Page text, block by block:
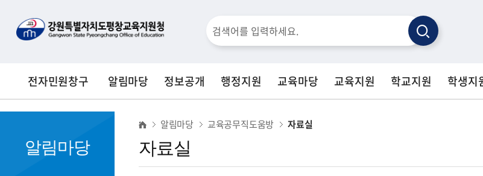
검
검
전자민원창구 알림마당 정보공개 행정지원 교육마당 교육지원 학교지원 학생지
알림마당
료
실
알림마당 교육공무직도움방 자료실
자료실